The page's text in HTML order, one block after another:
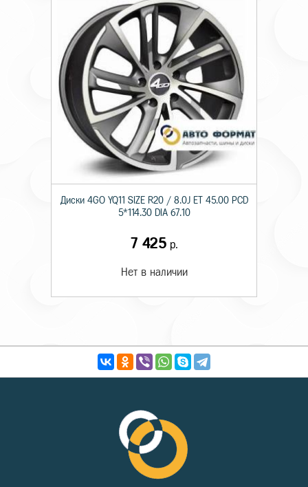
Диски 4GO YQ11 SIZE R20 / 8.0J ET 45.00 PCD
5*114.30 DIA 67.10
7 425р.
Нет в наличии